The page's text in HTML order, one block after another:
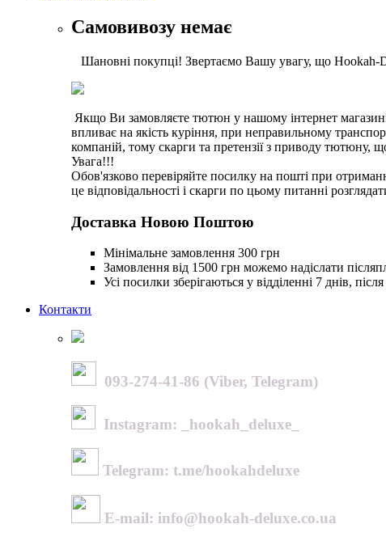
Самовивозу немає
Шановні покупці! Звертаємо Вашу увагу, що Hookah-
Якщо Ви замовляєте тютюн у нашому інтернет
впливає на якість куріння, при неправильному
компаній, тому скарги та претензії з приводу тютюну,
Увага!!!
Обов'язково перевіряйте посилку на пошті при
це відповідальності і скарги по цьому питанні
Доставка Новою Поштою
Мінімальне замовлення 300 грн
Замовлення від 1500 грн можемо надіслати
Усі посилки зберігаються у відділенні 7 днів,
Контакти
093-274-41-86 (Viber, Telegram)
Instagram: _hookah_deluxe_
Telegram: t.me/hookahdeluxe
E-mail: info@hookah-deluxe.co.ua